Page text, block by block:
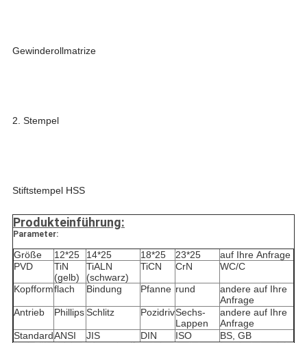
Gewinderollmatrize
2. Stempel
Stiftstempel HSS
Produkteinführung:
Parameter:
Größe 12*25 14*25 18*25 23*25
auf Ihre Anfrage
PVD
TiN
(gelb)
TiALN
(schwarz)
TiCN CrN WC/C
Kopfformflach Bindung Pfanne rund
andere auf Ihre
Anfrage
Antrieb
PhillipsSchlitz PozidrivSechs-
Lappen
andere auf Ihre
Anfrage
StandardANSI JIS DIN ISO BS, GB